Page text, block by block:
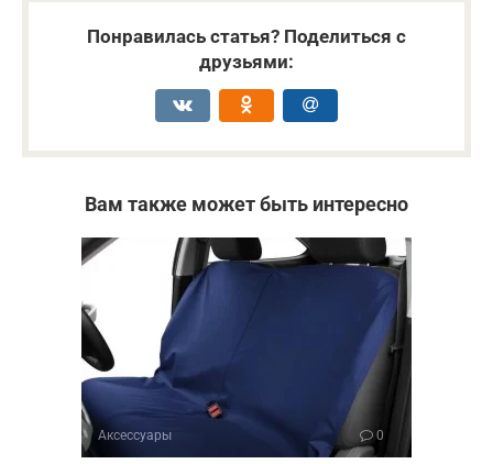
Понравилась статья? Поделиться с
друзьями:
Вам также может быть интересно
Аксессуары 0